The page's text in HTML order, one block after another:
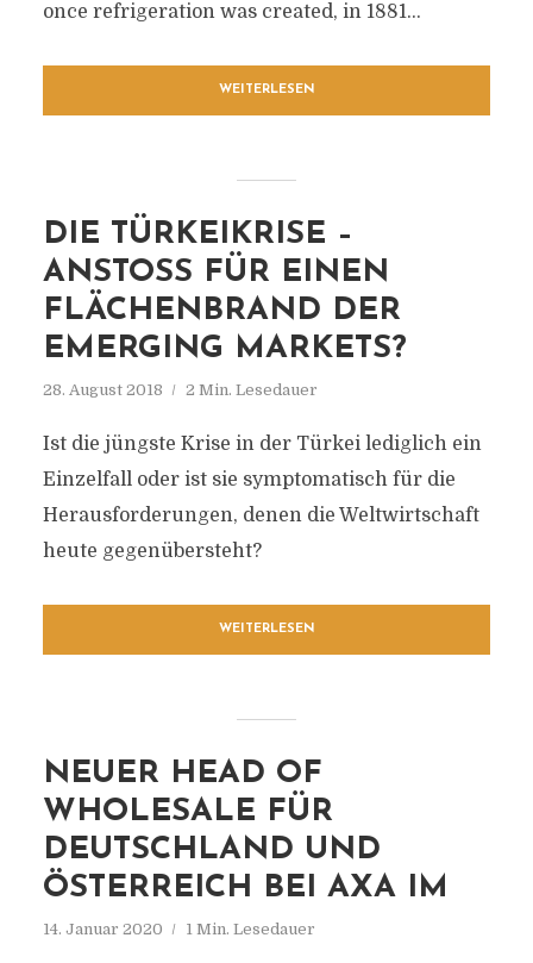
once refrigeration was created, in 1881...
WEITERLESEN
DIE TÜRKEIKRISE –
ANSTOSS FÜR EINEN F
LÄCHENBRAND DER E
MERGING MARKETS?
28. August 2018 2 Min. Lesedauer
Ist die jüngste Krise in der Türkei lediglich ein
Einzelfall oder ist sie symptomatisch für die
Herausforderungen, denen die Weltwirtschaft
heute gegenübersteht?
WEITERLESEN
NEUER HEAD OF
WHOLESALE FÜR
DEUTSCHLAND UND
ÖSTERREICH BEI AXA IM
14. Januar 2020 1 Min. Lesedauer